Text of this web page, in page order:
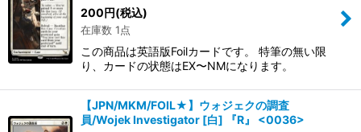
200円(税込)
在庫数 1点
この商品は英語版Foilカードです。 特筆の無い限
り、カードの状態はEX〜NMになります。
【JPN/MKM/FOIL★】ウォジェクの調査
員/Wojek Investigator [白] 『R』 <0036>